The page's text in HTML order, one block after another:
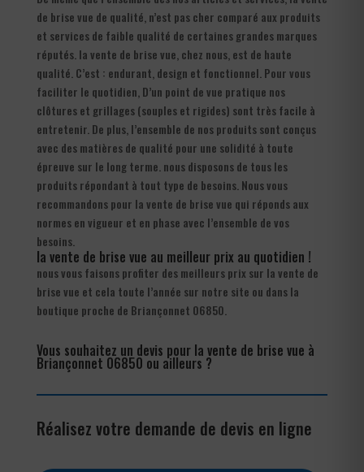
de brise vue de qualité, n’est pas cher comparé aux produits
et services de faible qualité de certaines grandes marques
réputés. la vente de brise vue, chez nous, est de haute
qualité. C’est : endurant, design et fonctionnel. Pour vous
faciliter le quotidien, D’un point de vue pratique nos
clôtures et grillages (souples et rigides) sont très facile à
entretenir. De plus, l’ensemble de nos produits sont conçus
avec des matières de qualité pour une solidité à toute
épreuve sur le long terme. nous disposons de tous les
produits répondant à tout type de besoins. Nous vous
recommandons pour la vente de brise vue qui réponds aux
normes en vigueur et en phase avec l’ensemble de vos
besoins.
la vente de brise vue au meilleur prix au quotidien !
nous vous faisons profiter des meilleurs prix sur la vente de
brise vue et cela toute l’année sur notre site ou dans la
boutique proche de Briançonnet 06850.
Vous souhaitez un devis pour la vente de brise vue à
Briançonnet 06850 ou ailleurs ?
Réalisez votre demande de devis en ligne